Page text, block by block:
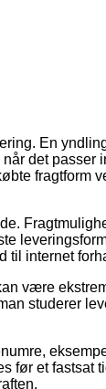
En
det passer
fragtform
til internet
være
studerer
før et fastsat